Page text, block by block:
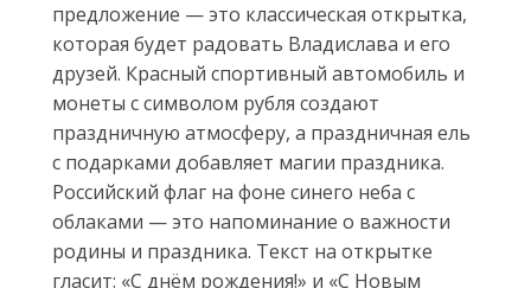
предложение — это классическая открытка,
которая будет радовать Владислава и его
друзей. Красный спортивный автомобиль и
монеты с символом рубля создают
праздничную атмосферу, а праздничная ель
с подарками добавляет магии праздника.
Российский флаг на фоне синего неба с
облаками — это напоминание о важности
родины и праздника. Текст на открытке
гласит: «С днём рождения!» и «С Новым